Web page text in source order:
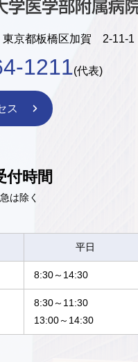
京都板橋区加賀 2-11-1
1211(代表)
ス
付時間
は除く
平日
8:30～14:30
8:30～11:30
13:00～14:30